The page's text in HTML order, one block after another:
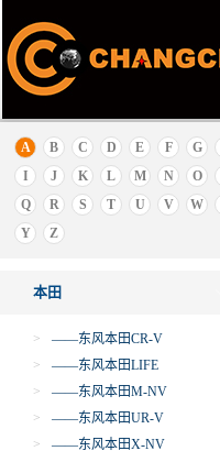
A B C D E F G
I
J K L M N O
Q
R S T U V W
Y
Z
奥迪
安凯
埃安
B
北京
保时捷
别克
本田
>
——东风本田CR-V
>
——东风本田LIFE
>
——东风本田M-NV
>
——东风本田UR-V
>
——东风本田X-NV